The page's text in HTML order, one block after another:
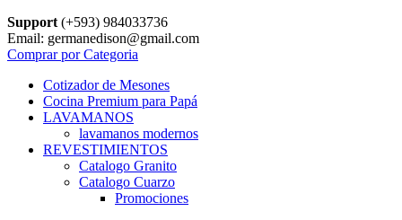
Support (+593) 984033736
Email: germanedison@gmail.com
Comprar por Categoria
Cotizador de Mesones
Cocina Premium para Papá
LAVAMANOS
lavamanos modernos
REVESTIMIENTOS
Catalogo Granito
Catalogo Cuarzo
Promociones